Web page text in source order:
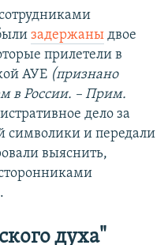
задержаны двое
прилетели в
АУЕ (признано
в России. – Прим.
дело за
символики и передали
выяснить,
духа"